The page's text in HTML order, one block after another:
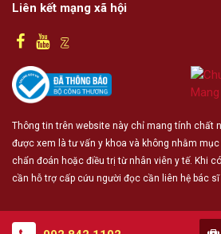
Liên kết mạng xã hội
Thông tin trên website này chỉ mang tính chất
được xem là tư vấn y khoa và không nhằm
chẩn đoán hoặc điều trị từ nhân viên y tế. Khi
cần hỗ trợ cấp cứu người đọc cần liên hệ bác